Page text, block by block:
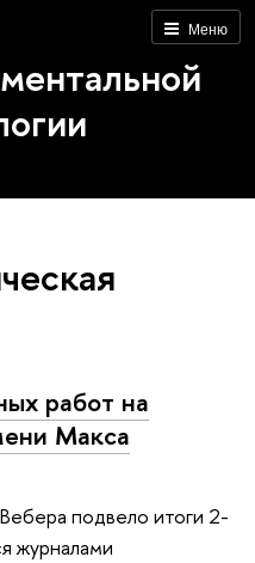
Меню
работ на
Макса
подвело итоги 2-
журналами